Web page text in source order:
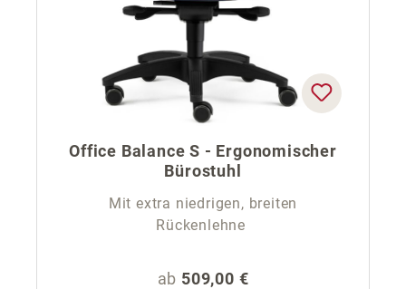
Office Balance S - Ergonomischer
Bürostuhl
Mit extra niedrigen, breiten
Rückenlehne
Regulärer Preis:
ab 509,00 €